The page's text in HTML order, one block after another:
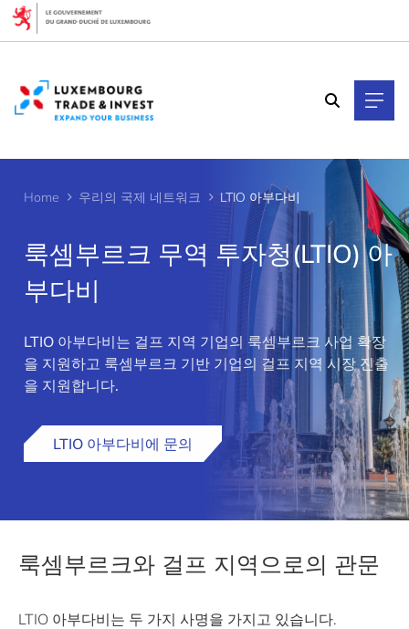
Home 우리의 국제 네트워크 LTIO 아부다비
룩셈부르크 무역 투자청(LTIO) 아
부다비
LTIO 아부다비는 걸프 지역 기업의 룩셈부르크 사업 확장
을 지원하고 룩셈부르크 기반 기업의 걸프 지역 시장 진출
을 지원합니다.
LTIO 아부다비에 문의
룩셈부르크와 걸프 지역으로의 관문
LTIO 아부다비는 두 가지 사명을 가지고 있습니다.
Cookies management panel